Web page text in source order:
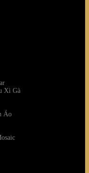
Xì Gà
Áo